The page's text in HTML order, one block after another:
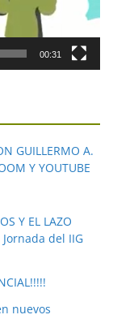
00:31
GUILLERMO A.
Y YOUTUBE
Y EL LAZO
Jornada del IIG
nuevos